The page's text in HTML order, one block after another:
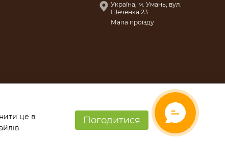
Україна, м. Умань, вул.
Шеченка 23
Мапа проїзду
це в
Погодитися